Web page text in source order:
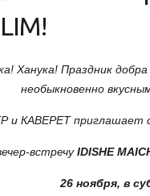
Ханука! Праздник
необыкновенно
и КАВЕРЕТ приглашает
встречуIDISHE
26 ноября, в